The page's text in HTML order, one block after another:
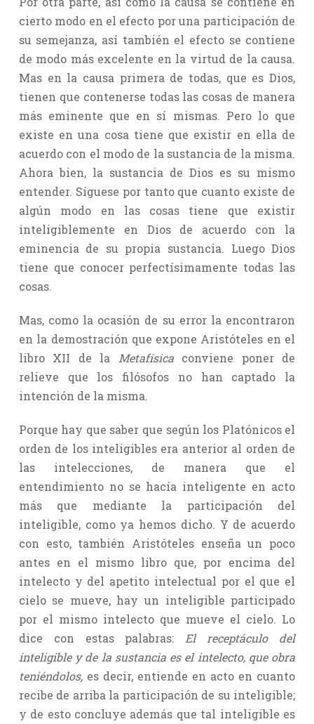
cierto modo en el efecto por una participación de
su semejanza, así también el efecto se contiene
de modo más excelente en la virtud de la causa.
Mas en la causa primera de todas, que es Dios,
tienen que contenerse todas las cosas de manera
más eminente que en sí mismas. Pero lo que
existe en una cosa tiene que existir en ella de
acuerdo con el modo de la sustancia de la misma.
Ahora bien, la sustancia de Dios es su mismo
entender. Síguese por tanto que cuanto existe de
algún modo en las cosas tiene que existir
inteligiblemente en Dios de acuerdo con la
eminencia de su propia sustancia. Luego Dios
tiene que conocer perfectísimamente todas las
cosas.
Mas, como la ocasión de su error la encontraron
en la demostración que expone Aristóteles en el
libro XII de la
Metafísicaconviene poner de
relieve que los filósofos no han captado la
intención de la misma.
Porque hay que saber que según los Platónicos el
orden de los inteligibles era anterior al orden de
las intelecciones, de manera que el
entendimiento no se hacía inteligente en acto
más que mediante la participación del
inteligible, como ya hemos dicho. Y de acuerdo
con esto, también Aristóteles enseña un poco
antes en el mismo libro que, por encima del
intelecto y del apetito intelectual por el que el
cielo se mueve, hay un inteligible participado
por el mismo intelecto que mueve el cielo. Lo
dice con estas palabras: El receptáculo del
inteligible y de la sustancia es el intelecto, que obra
teniéndolos, es decir, entiende en acto en cuanto
recibe de arriba la participación de su inteligible;
y de esto concluye además que tal inteligible es